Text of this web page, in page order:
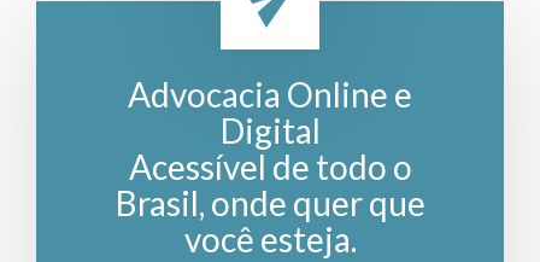
Advocacia Online e
Digital
Acessível de todo o
Brasil, onde quer que
você esteja.